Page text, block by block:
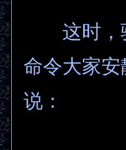
这时，骑
命令大家安
说：